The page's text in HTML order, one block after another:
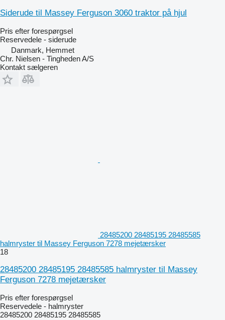
Siderude til Massey Ferguson 3060 traktor på hjul
Pris efter forespørgsel
Reservedele - siderude
Danmark, Hemmet
Chr. Nielsen - Tingheden A/S
Kontakt sælgeren
28485200 28485195 28485585
halmryster til Massey Ferguson 7278 mejetærsker
18
28485200 28485195 28485585 halmryster til Massey
Ferguson 7278 mejetærsker
Pris efter forespørgsel
Reservedele - halmryster
28485200 28485195 28485585